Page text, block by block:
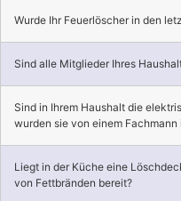
Wurde Ihr Feuerlöscher in den
Sind alle Mitglieder Ihres
Sind in Ihrem Haushalt die
wurden sie von einem
Liegt in der Küche eine
von Fettbränden bereit?